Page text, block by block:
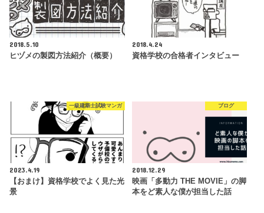
2018.5.10
ヒヅメの製図方法紹介（概要）
2018.4.24
資格学校の合格者インタビュー
一級建築士試験マンガ
2023.4.19
【おまけ】資格学校でよく見た光
景
ブログ
2018.12.29
映画「多動力 THE MOVIE」の脚
本をど素人な僕が担当した話